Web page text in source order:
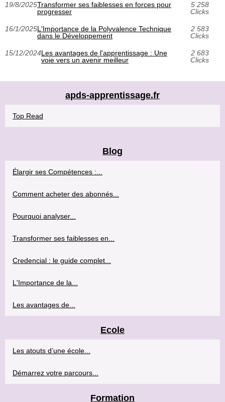
19/8/2025Transformer ses faiblesses en forces pour
progresser
5 258
Clicks
16/1/2025L'Importance de la Polyvalence Technique
dans le Développement
2 583
Clicks
15/12/2024Les avantages de l'apprentissage : Une
voie vers un avenir meilleur
2 683
Clicks
apds-apprentissage.fr
Top Read
Blog
Élargir ses Compétences :...
Comment acheter des abonnés...
Pourquoi analyser...
Transformer ses faiblesses en...
Credencial : le guide complet...
L'Importance de la...
Les avantages de...
Ecole
Les atouts d’une école...
Démarrez votre parcours...
Formation